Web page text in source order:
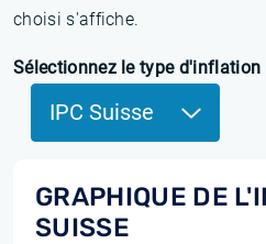
choisi s'affiche.
Sélectionnez le type d'inflation
IPC Suisse
GRAPHIQUE DE
SUISSE